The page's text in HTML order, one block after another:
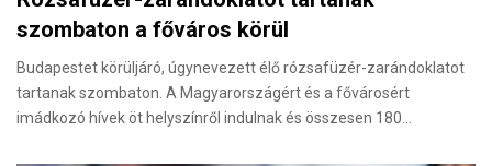
szombaton a főváros körül
Budapestet körüljáró, úgynevezett élő rózsafüzér-zarándoklatot
tartanak szombaton. A Magyarországért és a fővárosért
imádkozó hívek öt helyszínről indulnak és összesen 180…